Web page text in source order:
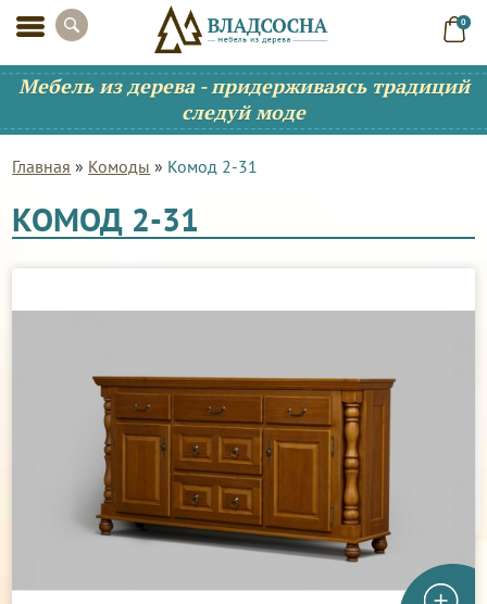
0
Мебель из дерева - придерживаясь традиций
следуй моде
Главная » Комоды » Комод 2-31
КОМОД 2-31